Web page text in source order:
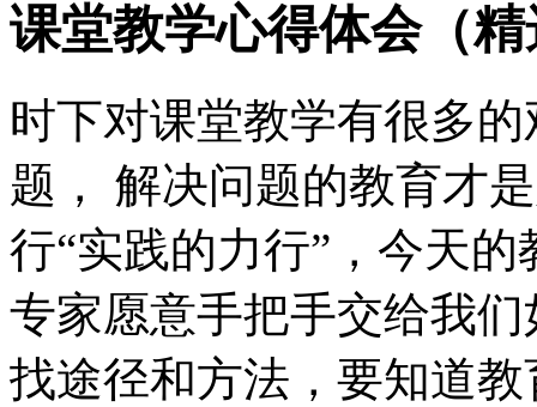
课堂教学心得体会（
时下对课堂教学有很多
题， 解决问题的教育才
行“实践的力行”，今天
专家愿意手把手交给我
找途径和方法，要知道